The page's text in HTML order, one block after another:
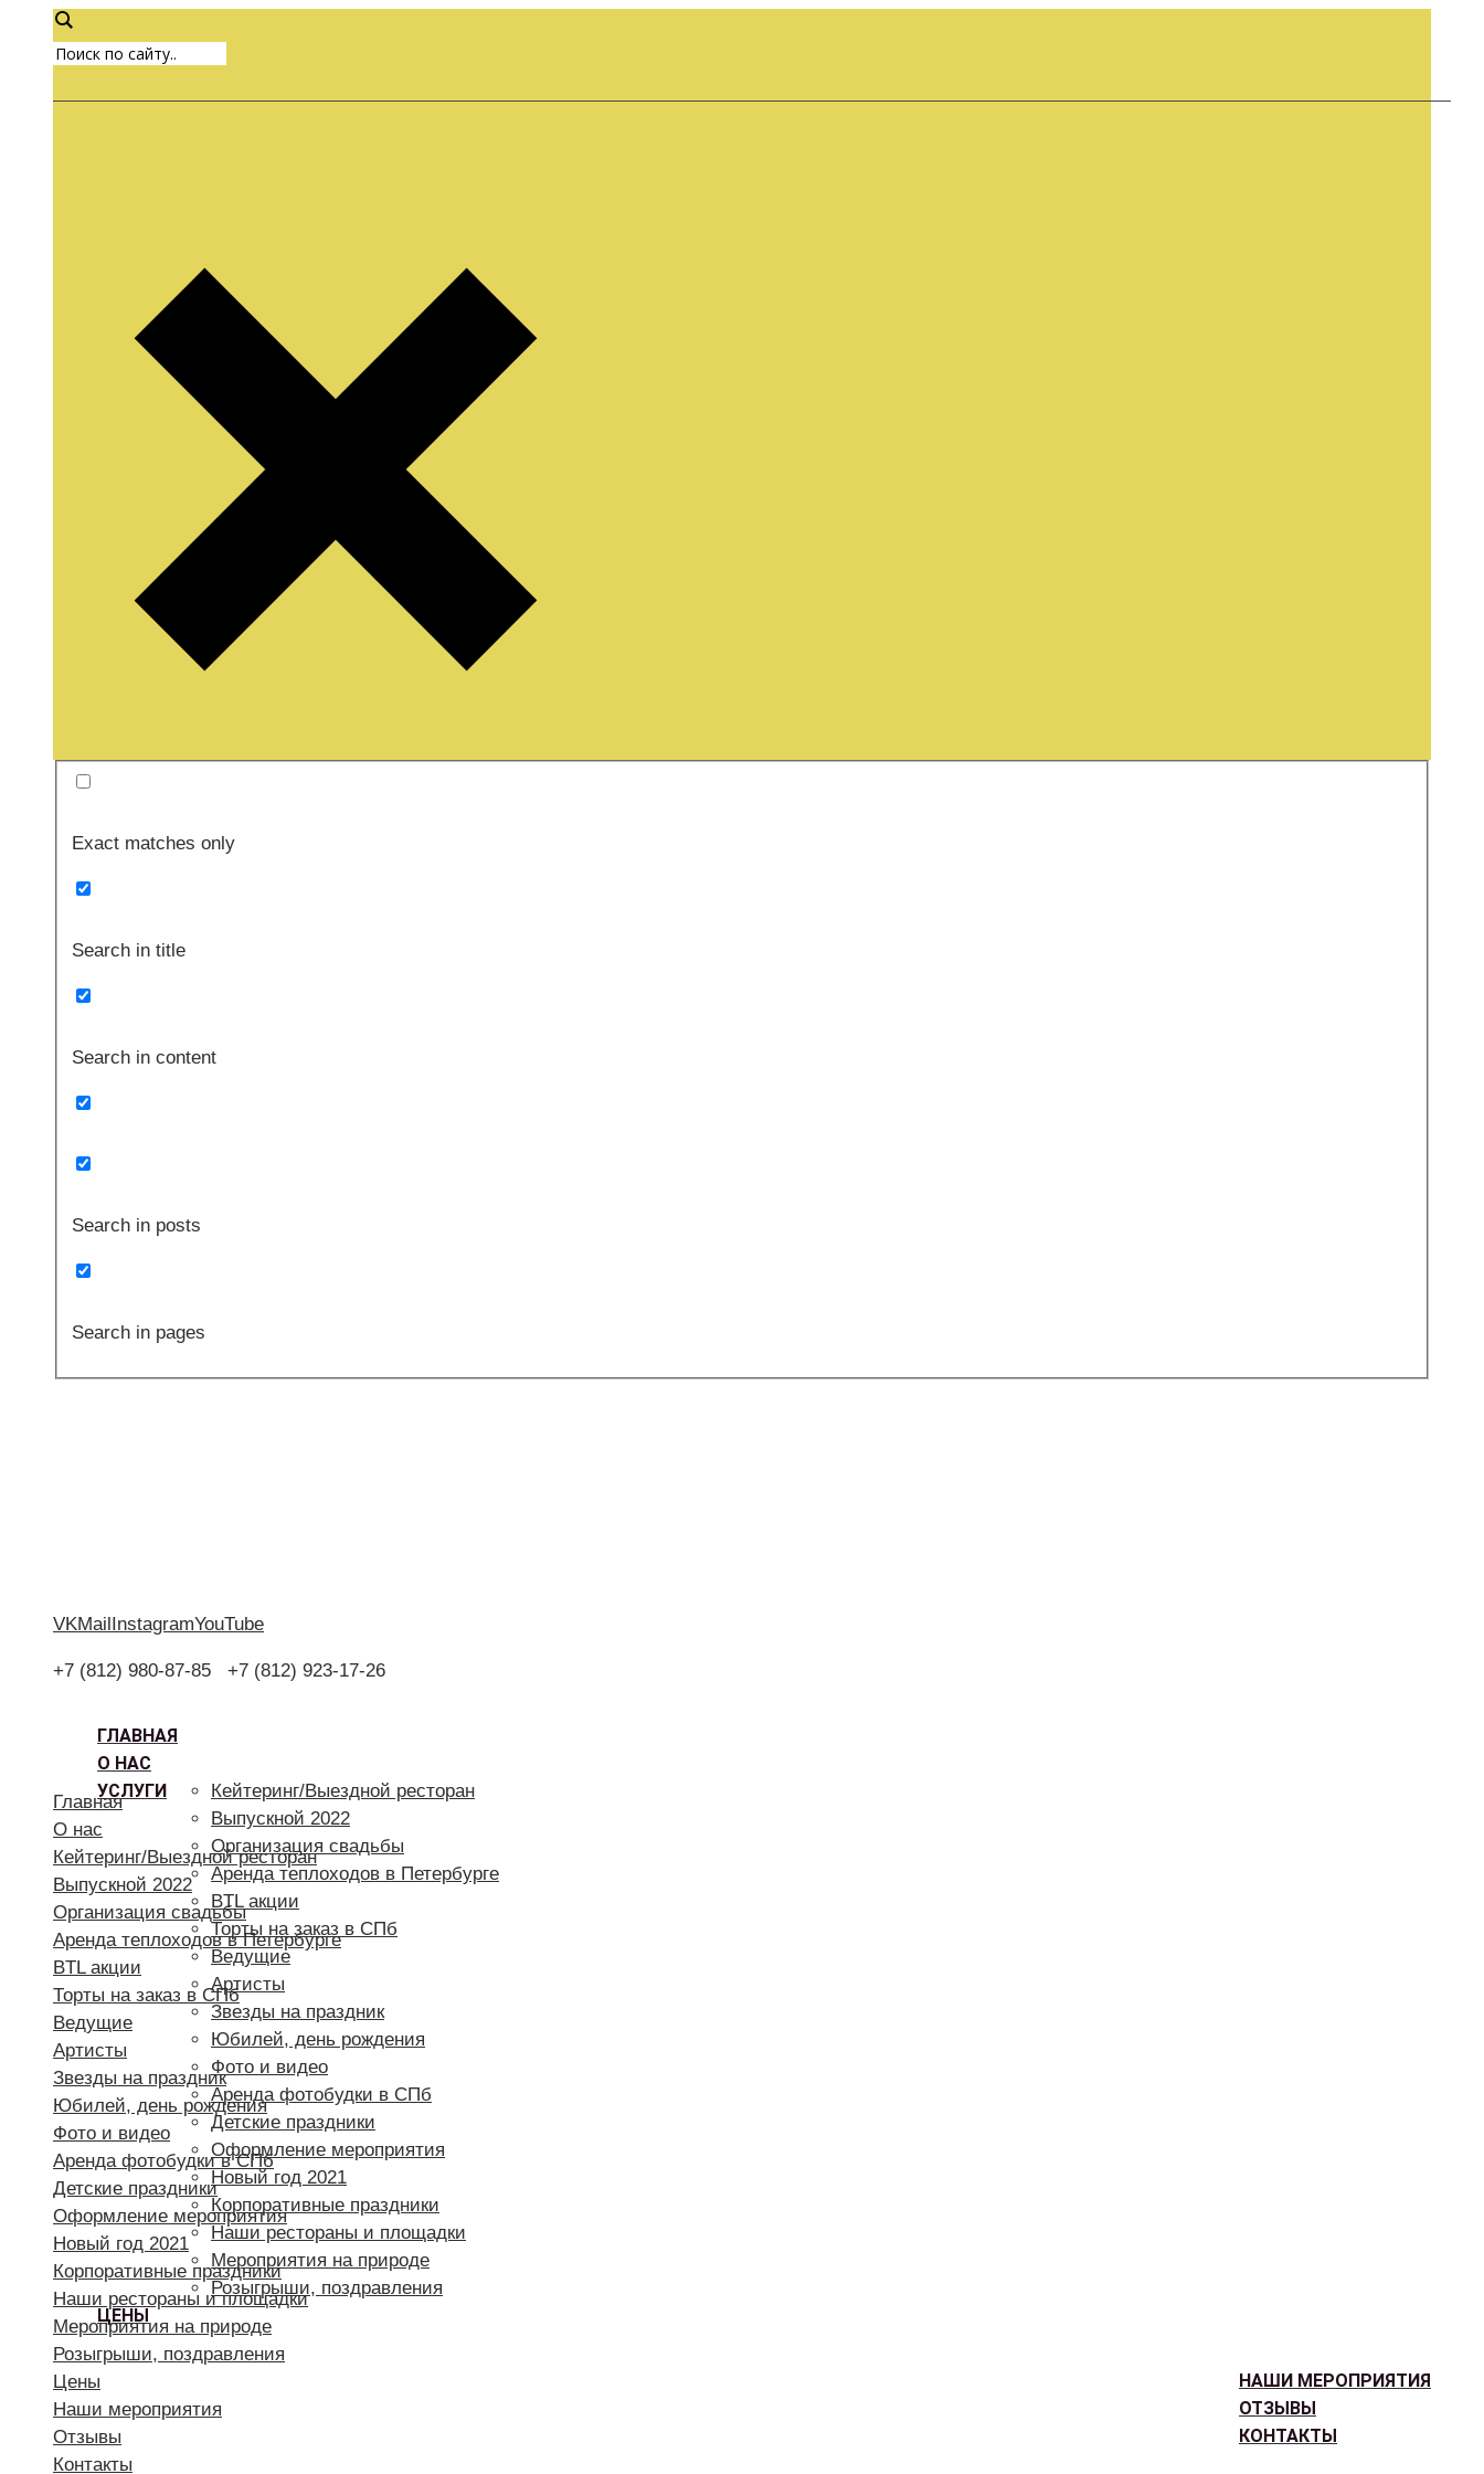
Exact matches only
Search in title
Search in content
Search in posts
Search in pages
VKMailInstagramYouTube
+7 (812) 980-87-85 +7 (812) 923-17-26
ГЛАВНАЯ
О НАС
УСЛУГИ
Кейтеринг/Выездной ресторан
Выпускной 2022
Организация свадьбы
Аренда теплоходов в Петербурге
BTL акции
Торты на заказ в СПб
Ведущие
Артисты
Звезды на праздник
Юбилей, день рождения
Фото и видео
Аренда фотобудки в СПб
Детские праздники
Оформление мероприятия
Новый год 2021
Корпоративные праздники
Наши рестораны и площадки
Мероприятия на природе
Розыгрыши, поздравления
ЦЕНЫ
НАШИ МЕРОПРИЯТИЯ
ОТЗЫВЫ
КОНТАКТЫ
Главная
О нас
Кейтеринг/Выездной ресторан
Выпускной 2022
Организация свадьбы
Аренда теплоходов в Петербурге
BTL акции
Торты на заказ в СПб
Ведущие
Артисты
Звезды на праздник
Юбилей, день рождения
Фото и видео
Аренда фотобудки в СПб
Детские праздники
Оформление мероприятия
Новый год 2021
Корпоративные праздники
Наши рестораны и площадки
Мероприятия на природе
Розыгрыши, поздравления
Цены
Наши мероприятия
Отзывы
Контакты